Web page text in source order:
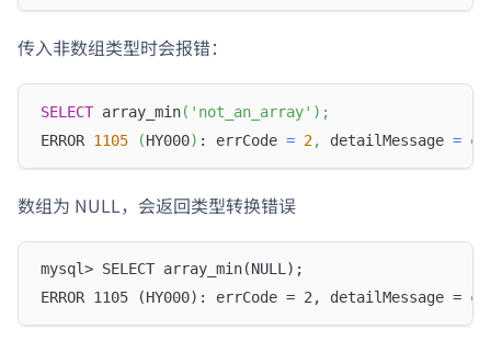
传入非数组类型时会报错：
SELECT array_min( 'not_an_array' ) ;
ERROR 1105 (HY000) : errCode = 2, detailMessage =
数组为 NULL，会返回类型转换错误
mysql> SELECT array_min(NULL);
ERROR 1105 (HY000): errCode = 2,